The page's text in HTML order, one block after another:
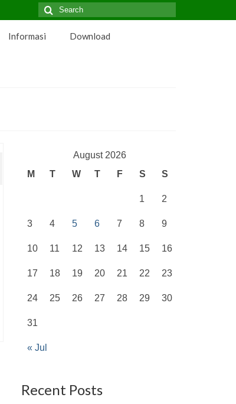
Search
for:
Informasi Download
August 2026
M
T W T F S S
« Jul
1 2
3 4 5 6 7 8 9
10 11 12 13 14 15 16
17 18 19 20 21 22 23
24 25 26 27 28 29 30
31
Recent Posts